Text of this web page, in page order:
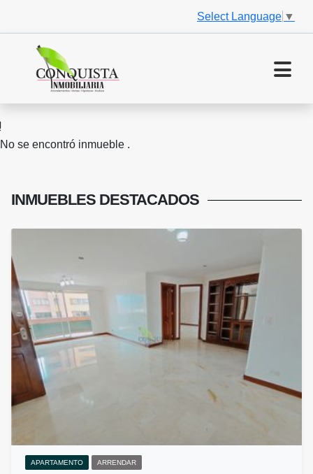
Select Language ▼
No se encontró inmueble .
INMUEBLES DESTACADOS
APARTAMENTO ARRENDAR